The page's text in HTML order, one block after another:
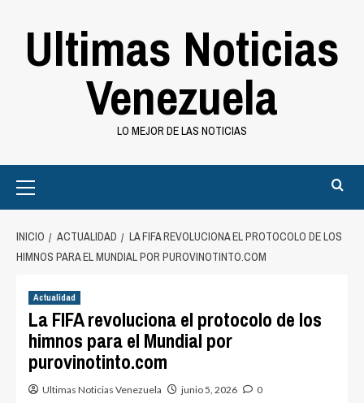
Ultimas Noticias
Venezuela
LO MEJOR DE LAS NOTICIAS
Menu
INICIO ACTUALIDAD
LA FIFA REVOLUCIONA EL PROTOCOLO DE LOS
HIMNOS PARA EL MUNDIAL POR PUROVINOTINTO.COM
Actualidad
La FIFA revoluciona el protocolo de los
himnos para el Mundial por
purovinotinto.com
Ultimas Noticias Venezuela junio 5, 2026 0